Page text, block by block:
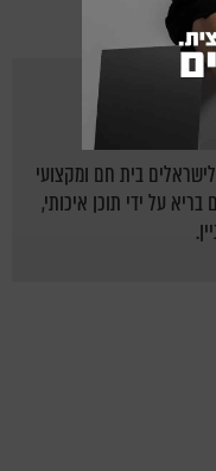
בית חם ומקצועי
על ידי תוכן איכותי,